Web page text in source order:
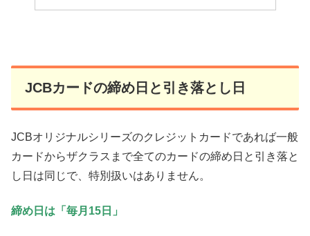
JCBカードの締め日と引き落とし日
JCBオリジナルシリーズのクレジットカードであれば一般
カードからザクラスまで全てのカードの締め日と引き落と
し日は同じで、特別扱いはありません。
締め日は「毎月15日」